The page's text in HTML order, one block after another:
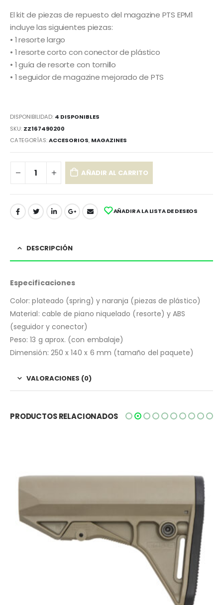
El kit de piezas de repuesto del magazine PTS EPM1
incluye las siguientes piezas:
• 1 resorte largo
• 1 resorte corto con conector de plástico
• 1 guía de resorte con tornillo
• 1 seguidor de magazine mejorado de PTS
DISPONIBILIDAD: 4 DISPONIBLES
SKU: ZZ167490200
CATEGORÍAS:ACCESORIOS, MAGAZINES
AÑADIR AL CARRITO
AÑADIR A LA LISTA DE DESEOS
DESCRIPCIÓN
Especificaciones
Color: plateado (spring) y naranja (piezas de plástico)
Material: cable de piano niquelado (resorte) y ABS
(seguidor y conector)
Peso: 13 g aprox. (con embalaje)
Dimensión: 250 x 140 x 6 mm (tamaño del paquete)
VALORACIONES (0)
PRODUCTOS RELACIONADOS